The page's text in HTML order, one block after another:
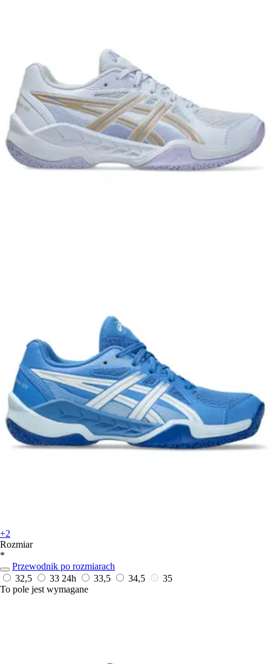
+2
Rozmiar
*
Przewodnik po rozmiarach
32,5
33 24h 33,5 34,5
35
To pole jest wymagane